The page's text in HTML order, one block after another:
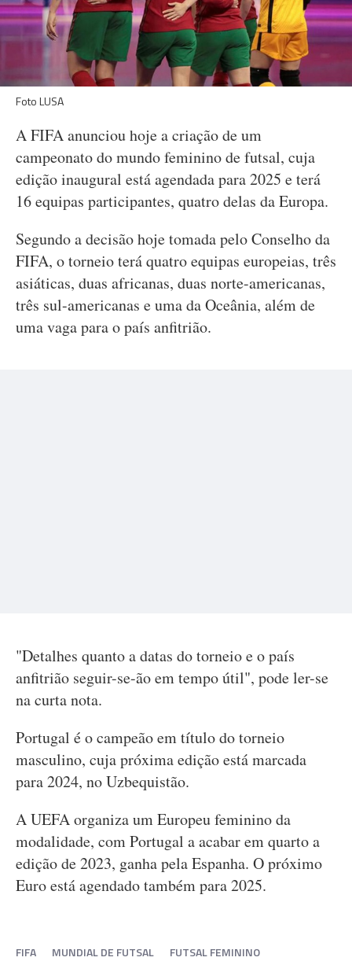
Foto LUSA
A FIFA anunciou hoje a criação de um
campeonato do mundo feminino de futsal, cuja
edição inaugural está agendada para 2025 e terá
16 equipas participantes, quatro delas da Europa.
Segundo a decisão hoje tomada pelo Conselho da
FIFA, o torneio terá quatro equipas europeias, três
asiáticas, duas africanas, duas norte-americanas,
três sul-americanas e uma da Oceânia, além de
uma vaga para o país anfitrião.
"Detalhes quanto a datas do torneio e o país
anfitrião seguir-se-ão em tempo útil", pode ler-se
na curta nota.
Portugal é o campeão em título do torneio
masculino, cuja próxima edição está marcada
para 2024, no Uzbequistão.
A UEFA organiza um Europeu feminino da
modalidade, com Portugal a acabar em quarto a
edição de 2023, ganha pela Espanha. O próximo
Euro está agendado também para 2025.
FIFA MUNDIAL DE FUTSAL FUTSAL FEMININO